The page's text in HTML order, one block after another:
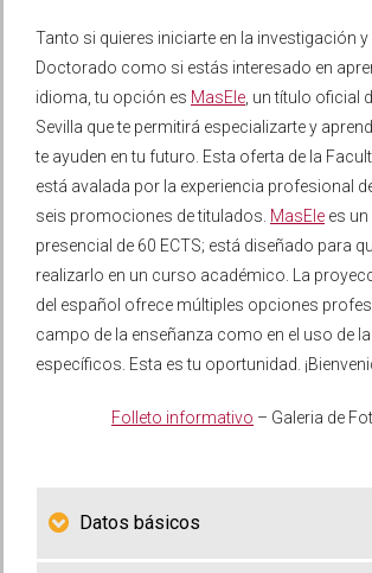
Tanto si quieres iniciarte en la investigación y
Doctorado como si estás interesado en
idioma, tu opción es MasEle , un título oficial
Sevilla que te permitirá especializarte y
te ayuden en tu futuro. Esta oferta de la
está avalada por la experiencia profesional
seis promociones de titulados. MasEle es
presencial de 60 ECTS; está diseñado para
realizarlo en un curso académico. La
del español ofrece múltiples opciones
campo de la enseñanza como en el uso de
específicos. Esta es tu oportunidad.
Folleto informativo – Galeria de
Datos básicos